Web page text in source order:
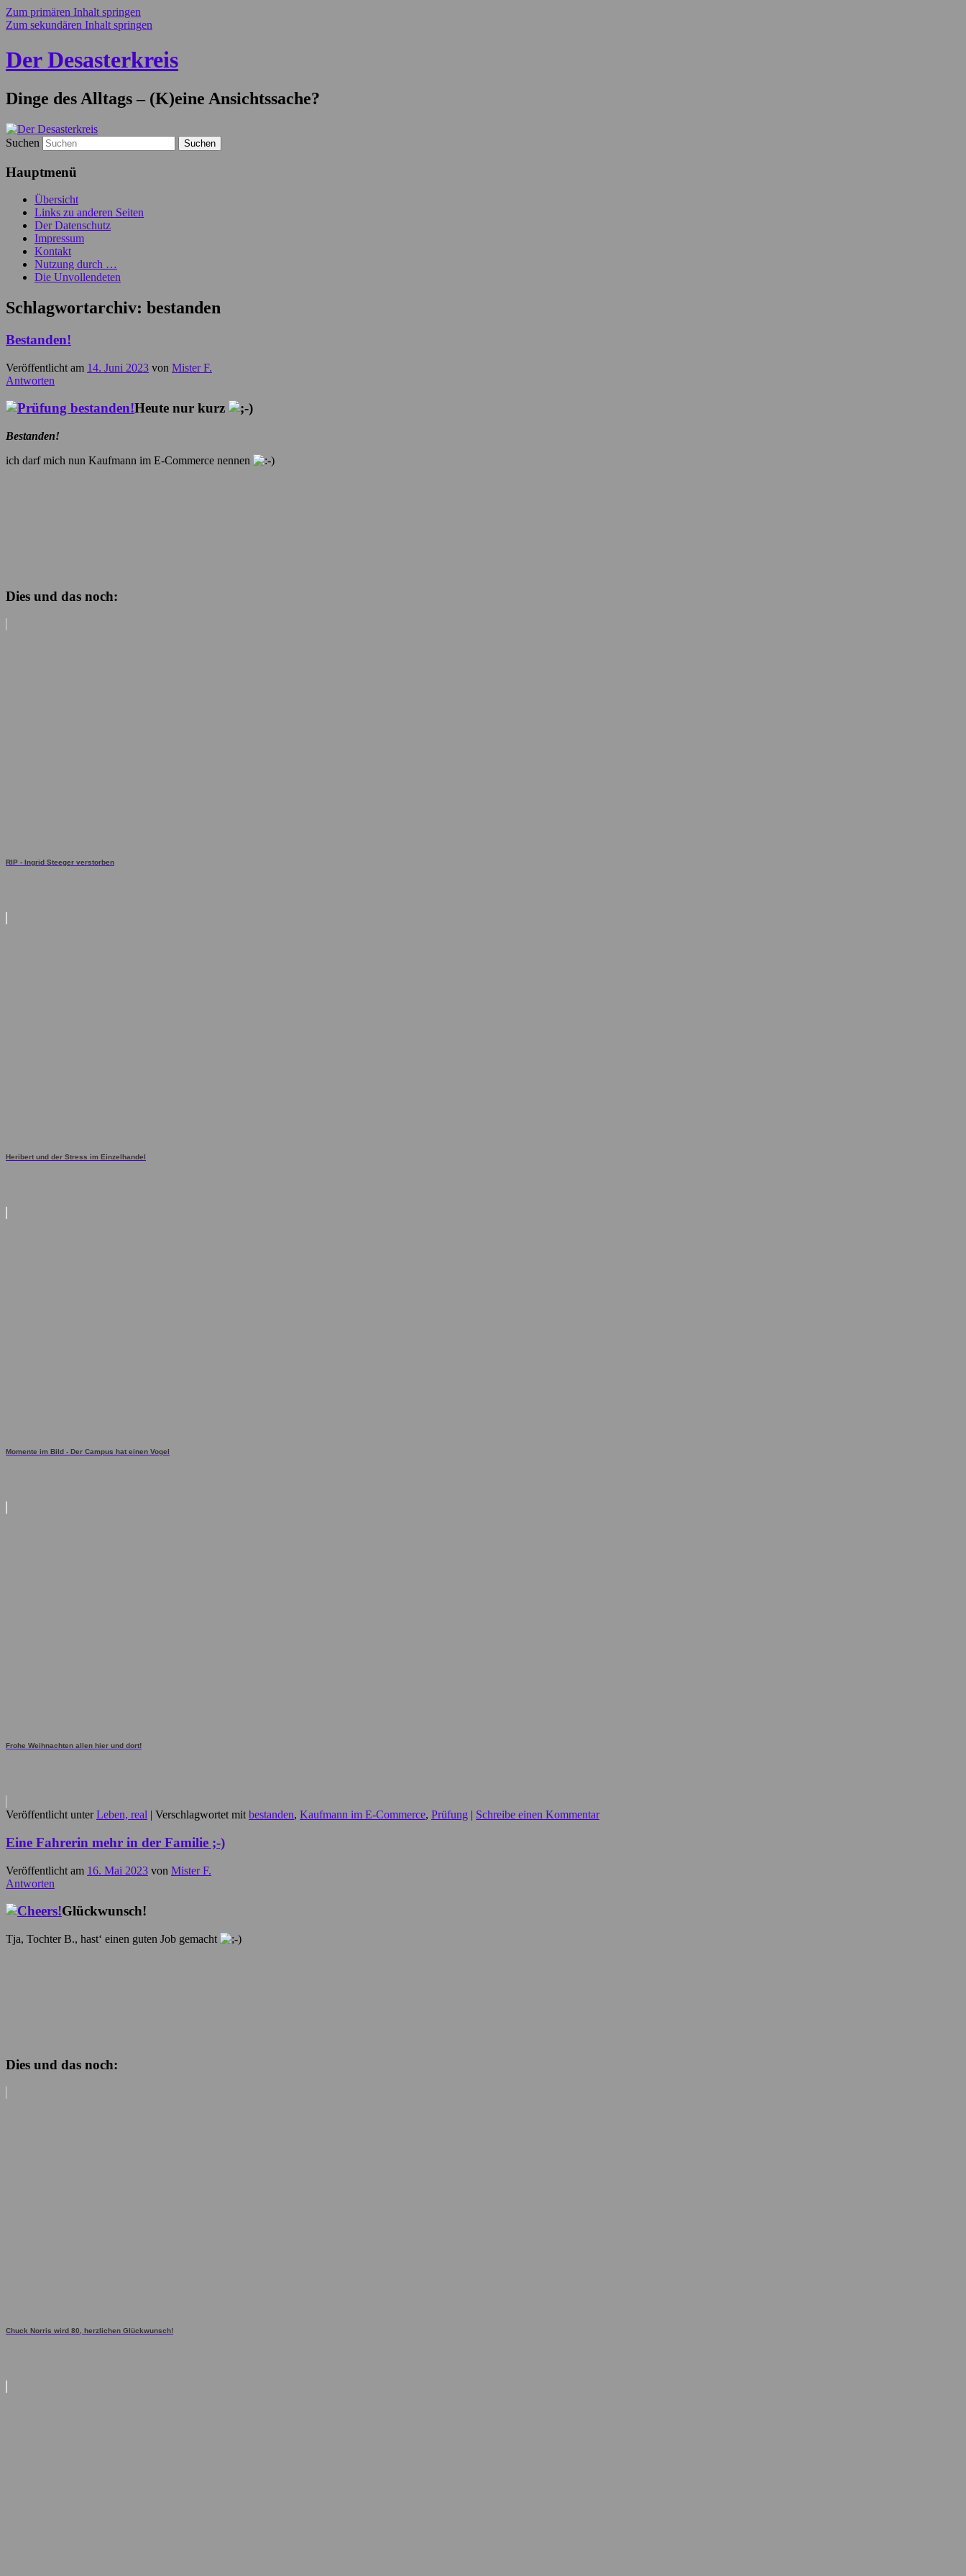
Zum primären Inhalt springen
Zum sekundären Inhalt springen
Der Desasterkreis
Dinge des Alltags – (K)eine Ansichtssache?
Suchen
Hauptmenü
Übersicht
Links zu anderen Seiten
Der Datenschutz
Impressum
Kontakt
Nutzung durch …
Die Unvollendeten
Schlagwortarchiv: bestanden
Bestanden!
Veröffentlicht am 14. Juni 2023 von Mister F.
Antworten
Heute nur kurz
Bestanden!
ich darf mich nun Kaufmann im E-Commerce nennen
Dies und das noch:
RIP - Ingrid Steeger verstorben
Heribert und der Stress im Einzelhandel
Momente im Bild - Der Campus hat einen Vogel
Frohe Weihnachten allen hier und dort!
Veröffentlicht unter Leben, real | Verschlagwortet mit bestanden, Kaufmann im E-Commerce, Prüfung | Schreibe einen Kommentar
Eine Fahrerin mehr in der Familie ;-)
Veröffentlicht am 16. Mai 2023 von Mister F.
Antworten
Glückwunsch!
Tja, Tochter B., hast‘ einen guten Job gemacht
Dies und das noch:
Chuck Norris wird 80, herzlichen Glückwunsch!